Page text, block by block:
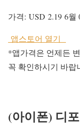
가격: USD 2.19 6월
앱스토어 열기
*앱가격은 언제든
꼭 확인하시기 바랍
(아이폰) 디